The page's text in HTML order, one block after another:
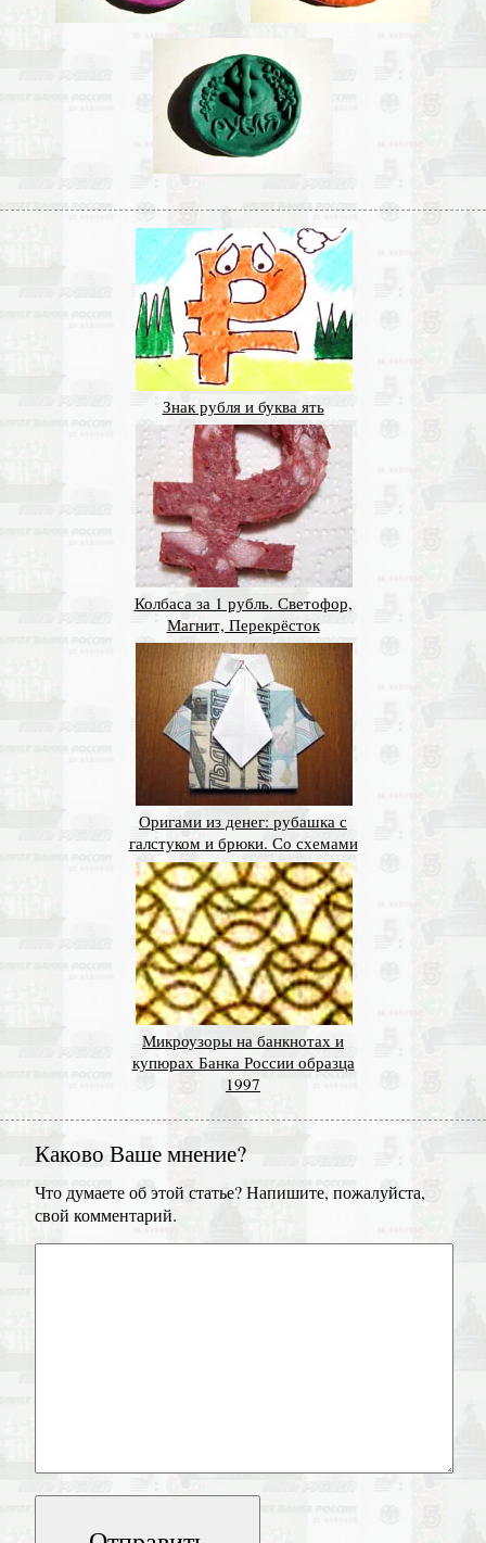
Знак рубля и буква ять
Колбаса за 1 рубль. Светофор,
Магнит, Перекрёсток
Оригами из денег: рубашка с
галстуком и брюки. Со схемами
Микроузоры на банкнотах и
купюрах Банка России образца
1997
Каково Ваше мнение?
Что думаете об этой статье? Напишите, пожалуйста,
свой комментарий.